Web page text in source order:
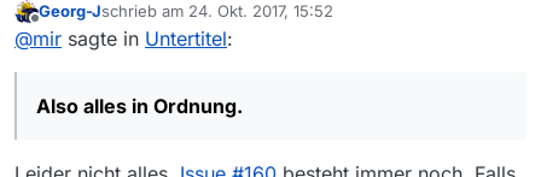
schaue ich nicht oft TV. Ich habe unter den Einstellungen
gesucht. Das ich da beim Speicherndialog noch ein
abgespeichert. Also alles in Ordnung.
Offline
Georg-Jschrieb am 24. Okt. 2017, 15:52
zuletzt editiert von
@mir sagte in Untertitel:
Also alles in Ordnung.